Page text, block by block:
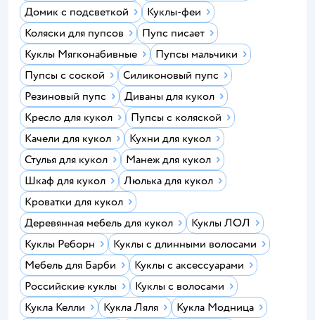
Домик с подсветкой
Куклы-феи
Коляски для пупсов
Пупс писает
Куклы Мягконабивные
Пупсы мальчики
Пупсы с соской
Силиконовый пупс
Резиновый пупс
Диваны для кукол
Кресло для кукол
Пупсы с коляской
Качели для кукол
Кухни для кукол
Стулья для кукол
Манеж для кукол
Шкаф для кукол
Люлька для кукол
Кроватки для кукол
Деревянная мебель для кукол
Куклы ЛОЛ
Куклы Реборн
Куклы с длинными волосами
Мебель для Барби
Куклы с аксессуарами
Российские куклы
Куклы с волосами
Кукла Келли
Кукла Ляля
Кукла Модница